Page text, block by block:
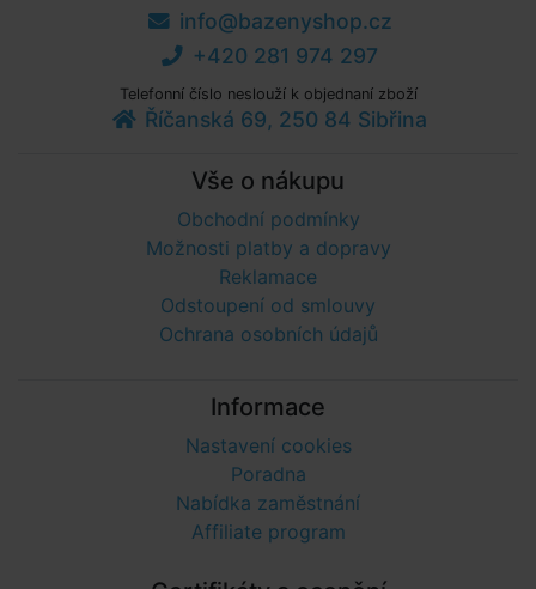
info@bazenyshop.cz
+420 281 974 297
Telefonní číslo neslouží k objednaní zboží
Říčanská 69, 250 84 Sibřina
Vše o nákupu
Obchodní podmínky
Možnosti platby a dopravy
Reklamace
Odstoupení od smlouvy
Ochrana osobních údajů
Informace
Nastavení cookies
Poradna
Nabídka zaměstnání
Affiliate program